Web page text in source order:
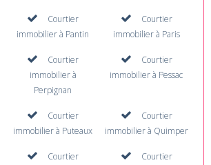
Courtier
immobilier à Pantin
Courtier
immobilier à Paris
Courtier
immobilier à
Perpignan
Courtier
immobilier à Pessac
Courtier
immobilier à Puteaux
Courtier
immobilier à Quimper
Courtier
Courtier